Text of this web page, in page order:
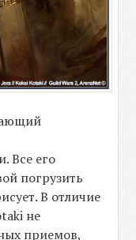
Все его
погрузить
В отличие
не
приемов,